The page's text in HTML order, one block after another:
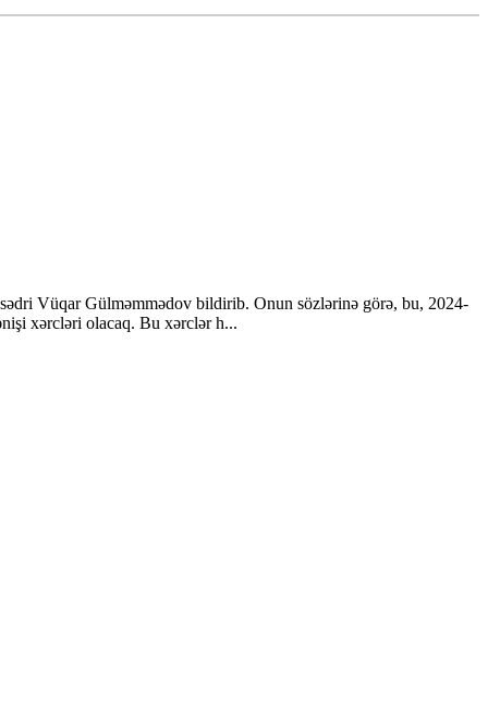
sədri Vüqar Gülməmmədov bildirib. Onun sözlərinə görə, bu, 2024-
xərcləri olacaq. Bu xərclər h...